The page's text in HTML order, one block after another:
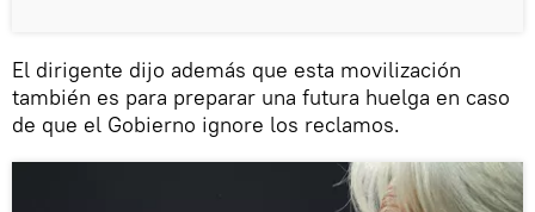
El dirigente dijo además que esta movilización
también es para preparar una futura huelga en caso
de que el Gobierno ignore los reclamos.